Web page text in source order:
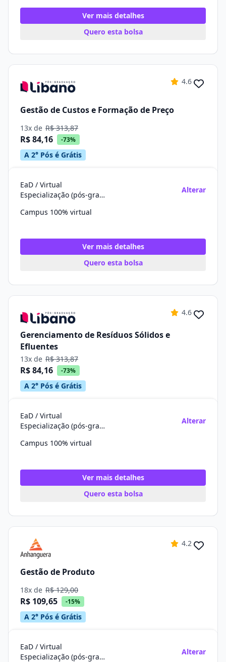
Ver mais detalhes
Quero esta bolsa
4.6
Gestão de Custos e Formação de Preço
13x de R$ 313,87
R$ 84,16 -73%
A 2° Pós é Grátis
EaD / Virtual
Especialização (pós-graduação)
Alterar
Campus 100% virtual
Ver mais detalhes
Quero esta bolsa
4.6
Gerenciamento de Resíduos Sólidos e
Efluentes
13x de R$ 313,87
R$ 84,16 -73%
A 2° Pós é Grátis
EaD / Virtual
Especialização (pós-graduação)
Alterar
Campus 100% virtual
Ver mais detalhes
Quero esta bolsa
4.2
Gestão de Produto
18x de R$ 129,00
R$ 109,65 -15%
A 2° Pós é Grátis
EaD / Virtual
Especialização (pós-graduação)
Alterar